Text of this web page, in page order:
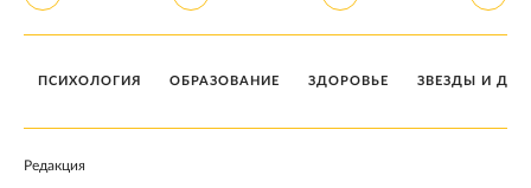
ПСИХОЛОГИЯ ОБРАЗОВАНИЕ ЗДОРОВЬЕ ЗВЕЗДЫ И
Редакция